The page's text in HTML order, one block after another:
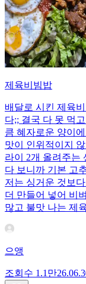
제육비빔밥
배달로 시킨 제육
다;; 결국 다 못 먹
큼 혜자로운 양이
맛이 인위적이지
라이 2개 올려주는
다 보니까 기본 고
저는 싱거운 것보
더 만들어 넣어 비
많고 불맛 나는 제
으앵
조회수 1.1만